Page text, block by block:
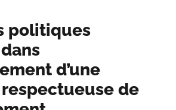
politiques
d’une
de